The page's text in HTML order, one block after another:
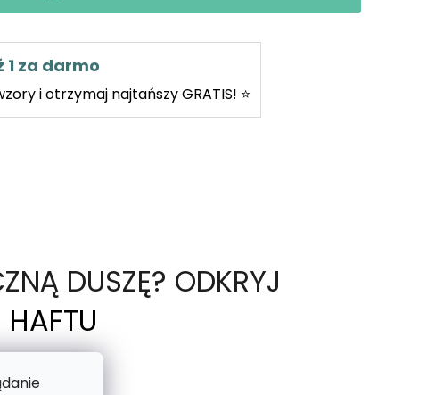
1 za darmo
i otrzymaj najtańszy GRATIS! ⭐
DUSZĘ? ODKRYJ
HAFTU